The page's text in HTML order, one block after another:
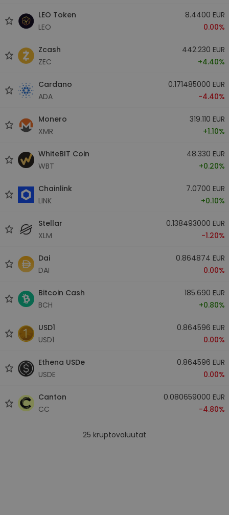
LEO Token
LEO
8.4400 EUR
0.00%
Zcash
ZEC
442.230 EUR
+4.40%
Cardano
ADA
0.171485000 EUR
-4.40%
Monero
XMR
319.110 EUR
+1.10%
WhiteBIT Coin
WBT
48.330 EUR
+0.20%
Chainlink
LINK
7.0700 EUR
+0.10%
Stellar
XLM
0.138493000 EUR
-1.20%
Dai
DAI
0.864874 EUR
0.00%
Bitcoin Cash
BCH
185.690 EUR
+0.80%
USD1
USD1
0.864596 EUR
0.00%
Ethena USDe
USDE
0.864596 EUR
0.00%
Canton
CC
0.080659000 EUR
-4.80%
25 krüptovaluutat